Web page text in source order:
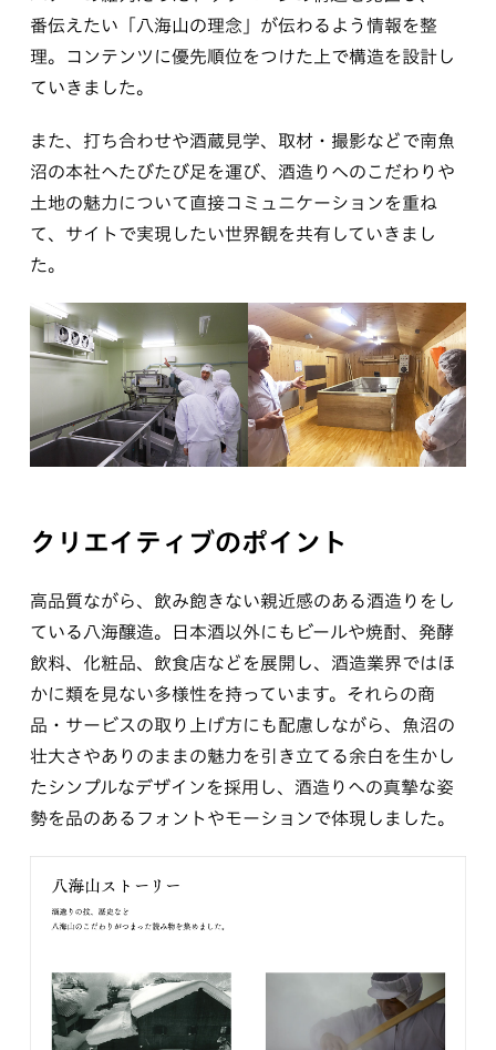
番伝えたい「八海山の理念」が伝わるよう情報を整
理。コンテンツに優先順位をつけた上で構造を設計し
ていきました。
また、打ち合わせや酒蔵見学、取材・撮影などで南魚
沼の本社へたびたび足を運び、酒造りへのこだわりや
土地の魅力について直接コミュニケーションを重ね
て、サイトで実現したい世界観を共有していきまし
た。
クリエイティブのポイント
高品質ながら、飲み飽きない親近感のある酒造りをし
ている八海醸造。日本酒以外にもビールや焼酎、発酵
飲料、化粧品、飲食店などを展開し、酒造業界ではほ
かに類を見ない多様性を持っています。それらの商
品・サービスの取り上げ方にも配慮しながら、魚沼の
壮大さやありのままの魅力を引き立てる余白を生かし
たシンプルなデザインを採用し、酒造りへの真摯な姿
勢を品のあるフォントやモーションで体現しました。